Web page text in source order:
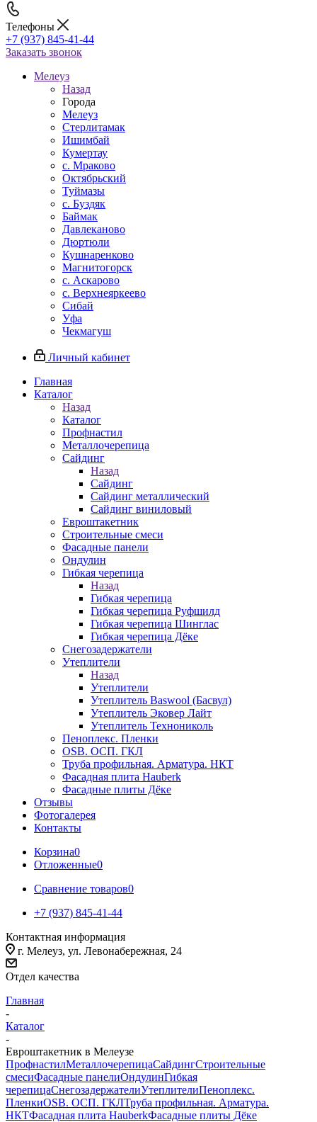
Телефоны
+7 (937) 845-41-44
Заказать звонок
Мелеуз
Назад
Города
Мелеуз
Стерлитамак
Ишимбай
Кумертау
c. Мраково
Октябрьский
Туймазы
c. Буздяк
Баймак
Давлеканово
Дюртюли
Кушнаренково
Магнитогорск
с. Аскарово
с. Верхнеяркеево
Сибай
Уфа
Чекмагуш
Личный кабинет
Главная
Каталог
Назад
Каталог
Профнастил
Металлочерепица
Сайдинг
Назад
Сайдинг
Сайдинг металлический
Сайдинг виниловый
Евроштакетник
Строительные смеси
Фасадные панели
Ондулин
Гибкая черепица
Назад
Гибкая черепица
Гибкая черепица Руфшилд
Гибкая черепица Шинглас
Гибкая черепица Дёке
Снегозадержатели
Утеплители
Назад
Утеплители
Утеплитель Baswool (Басвул)
Утеплитель Эковер Лайт
Утеплитель Технониколь
Пеноплекс. Пленки
OSB. ОСП. ГКЛ
Труба профильная. Арматура. НКТ
Фасадная плита Hauberk
Фасадные плиты Дёке
Отзывы
Фотогалерея
Контакты
Корзина0
Отложенные0
Сравнение товаров0
+7 (937) 845-41-44
Контактная информация
г. Мелеуз, ул. Левонабережная, 24
Отдел качества
Главная
-
Каталог
-
Евроштакетник в Мелеузе
ПрофнастилМеталлочерепицаСайдингСтроительные
смесиФасадные панелиОндулинГибкая
черепицаСнегозадержателиУтеплителиПеноплекс.
ПленкиOSB. ОСП. ГКЛТруба профильная. Арматура.
НКТФасадная плита HauberkФасадные плиты Дёке